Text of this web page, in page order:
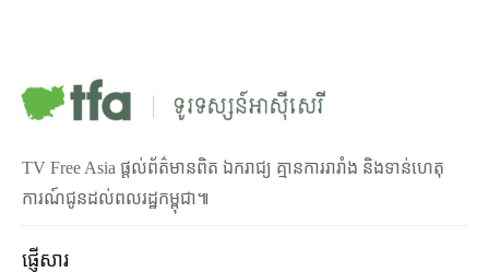
TV Free Asia ផ្ដល់ព័ត៌មានពិត ឯករាជ្យ គ្មានការរារាំង និងទាន់ហេតុ
ការណ៍ជូនដល់ពលរដ្ឋកម្ពុជា៕
ផ្ញើសារ